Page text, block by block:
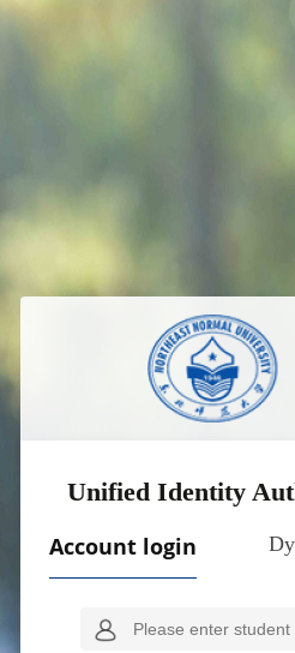
Unified Identity
Account login